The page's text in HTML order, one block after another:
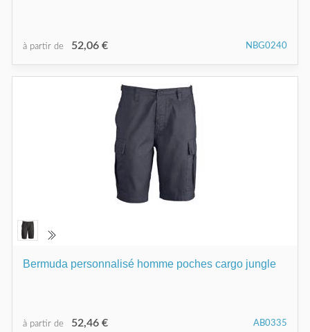
à partir de 52,06 € NBG0240
Bermuda personnalisé homme poches cargo jungle
à partir de 52,46 € AB0335